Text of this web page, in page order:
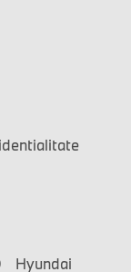
Hyundai